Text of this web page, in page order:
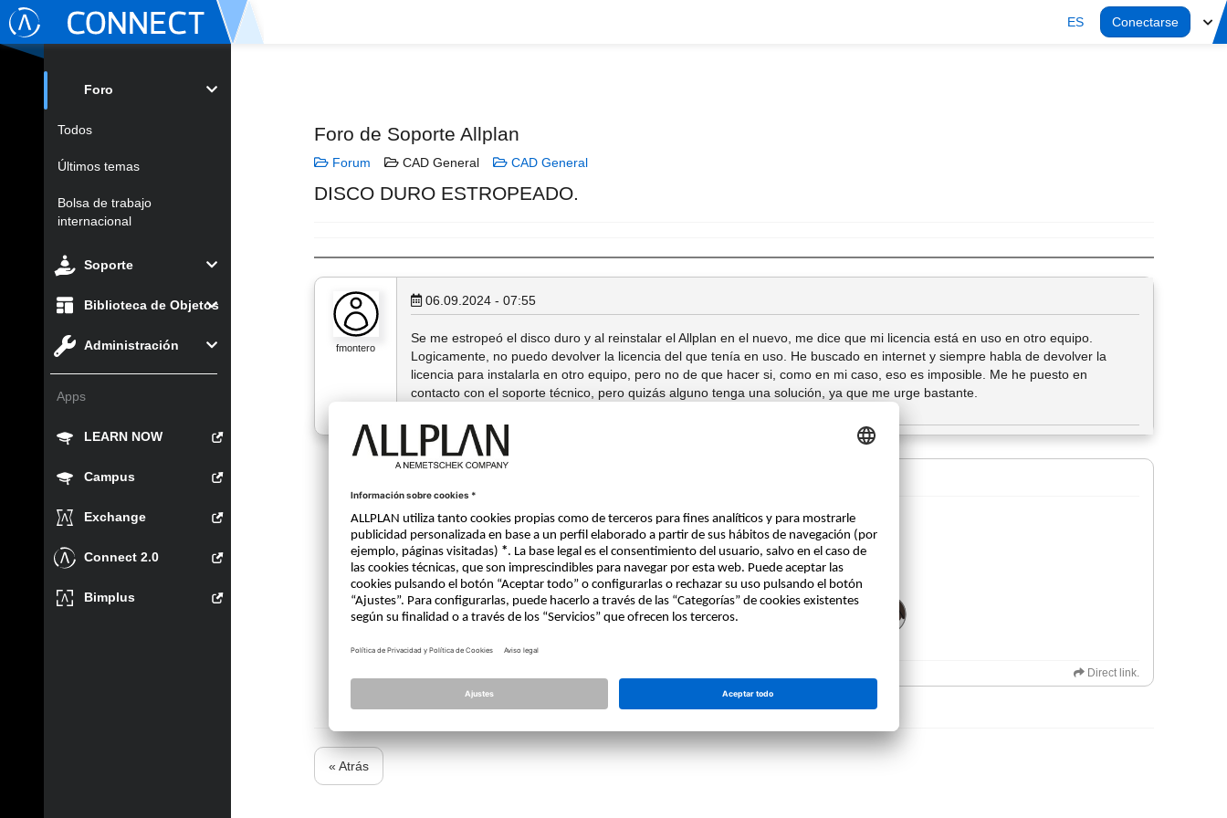
ES Conectarse
Foro
Todos
Últimos temas
Bolsa de trabajo
internacional
Soporte
Biblioteca de Objetos
Administración
Apps
LEARN NOW
Campus
Exchange
Connect 2.0
Bimplus
Foro de Soporte Allplan
Forum CAD General CAD General
DISCO DURO ESTROPEADO.
fmontero
06.09.2024 - 07:55
Se me estropeó el disco duro y al reinstalar el Allplan en el nuevo, me dice que mi licencia está en uso en otro equipo.
Logicamente, no puedo devolver la licencia del que tenía en uso. He buscado en internet y siempre habla de devolver la
licencia para instalarla en otro equipo, pero no de que hacer si, como en mi caso, eso es imposible. Me he puesto en
contacto con el soporte técnico, pero quizás alguno tenga una solución, ya que me urge bastante.
bertrand_c
Hola,
Sólo el soporte puede resolver este problema.
Direct link.
« Atrás